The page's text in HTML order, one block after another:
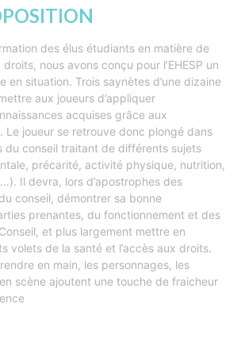
des élus étudiants en matière de
nous avons conçu pour l’EHESP un
en situation. Trois saynètes d’une dizaine
aux joueurs d’appliquer
acquises grâce aux
Le joueur se retrouve donc plongé dans
du conseil traitant de différents sujets
précarité, activité physique, nutrition,
Il devra, lors d’apostrophes des
conseil, démontrer sa bonne
prenantes, du fonctionnement et des
et plus largement mettre en
volets de la santé et l’accès aux droits.
en main, les personnages, les
scène ajoutent une touche de fraicheur